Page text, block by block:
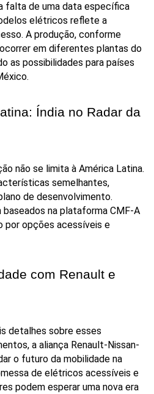
falta de uma data específica
elétricos reflete a
A produção, conforme
em diferentes plantas do
as possibilidades para países
Índia no Radar da
não se limita à América Latina.
semelhantes,
de desenvolvimento.
na plataforma CMF-A
por opções acessíveis e
com Renault e
detalhes sobre esses
a aliança Renault-Nissan-
o futuro da mobilidade na
de elétricos acessíveis e
podem esperar uma nova era